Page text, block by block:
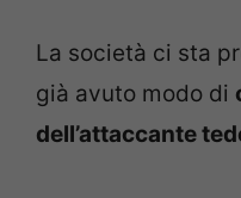
La società ci sta
già avuto modo di
dell’attaccante